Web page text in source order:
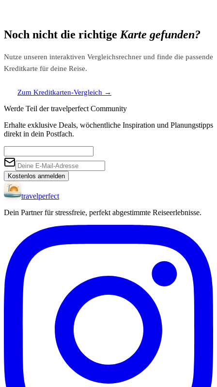
Noch nicht die richtige Karte gefunden?
Nutze unseren interaktiven Vergleichsrechner und finde die passende
Kreditkarte für deine Reise.
Zum Kreditkarten-Vergleich →
Werde Teil der travelperfect Community
Erhalte exklusive Deals, wöchentliche Inspiration und Planungstipps
direkt in dein Postfach.
Kostenlos anmelden
travelperfect
Dein Partner für stressfreie, perfekt abgestimmte Reiseerlebnisse.